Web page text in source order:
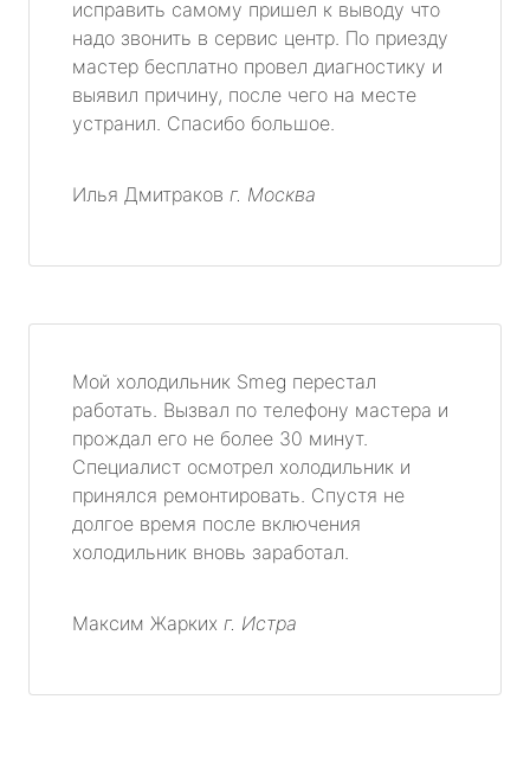
исправить самому пришел к выводу что
надо звонить в сервис центр. По приезду
мастер бесплатно провел диагностику и
выявил причину, после чего на месте
устранил. Спасибо большое.
Илья Дмитраков г. Москва
Мой холодильник Smeg перестал
работать. Вызвал по телефону мастера и
прождал его не более 30 минут.
Специалист осмотрел холодильник и
принялся ремонтировать. Спустя не
долгое время после включения
холодильник вновь заработал.
Максим Жарких г. Истра